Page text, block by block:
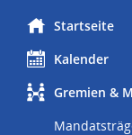
Startseite
Kalender
Gremien &